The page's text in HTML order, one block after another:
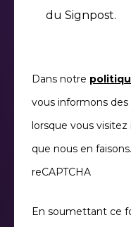
du Signpost.
Dans notre
vous informons
lorsque vous
que nous en
reCAPTCHA
En soumettant ce